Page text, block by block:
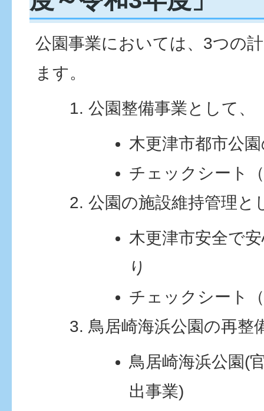
公園事業においては、3つの
ます。
公園整備事業として、
木更津市都市公
チェックシート
公園の施設維持管理と
木更津市安全で
り
チェックシート
鳥居崎海浜公園の再整
鳥居崎海浜公園(
出事業)